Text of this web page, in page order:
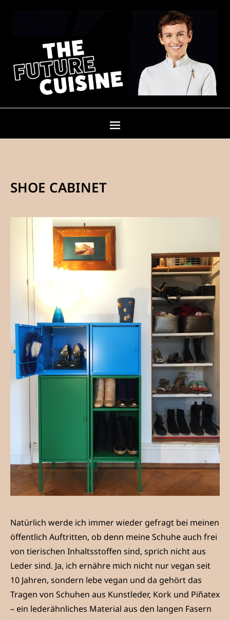
SHOE CABINET
Natürlich werde ich immer wieder gefragt bei meinen
öffentlich Auftritten, ob denn meine Schuhe auch frei
von tierischen Inhaltsstoffen sind, sprich nicht aus
Leder sind. Ja, ich ernähre mich nicht nur vegan seit
10 Jahren, sondern lebe vegan und da gehört das
Tragen von Schuhen aus Kunstleder, Kork und Piñatex
– ein lederähnliches Material aus den langen Fasern